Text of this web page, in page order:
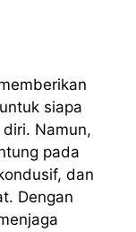
siapa
Namun,
pada
dan
Dengan